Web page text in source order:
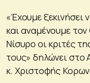
«Έχουμε ξεκινήσει
και αναμένουμε
Νίσυρο οι κριτές
τους» δηλώνει
κ. Χριστοφής